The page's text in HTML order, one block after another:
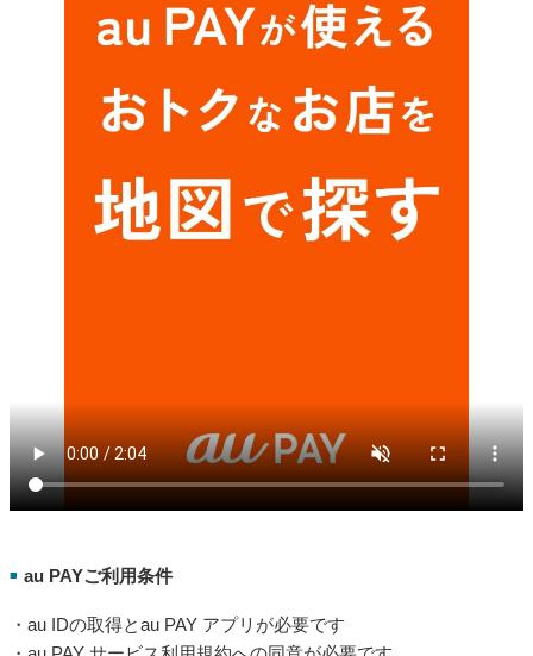
■ au PAYご利用条件
・au IDの取得とau PAY アプリが必要です